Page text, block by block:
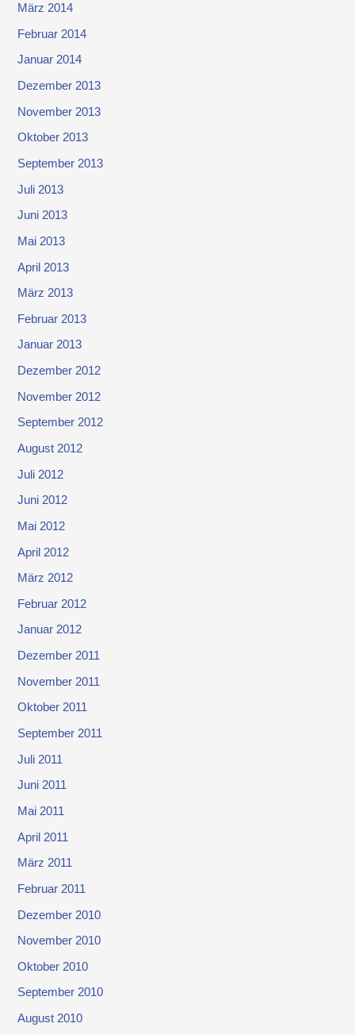
März 2014
Februar 2014
Januar 2014
Dezember 2013
November 2013
Oktober 2013
September 2013
Juli 2013
Juni 2013
Mai 2013
April 2013
März 2013
Februar 2013
Januar 2013
Dezember 2012
November 2012
September 2012
August 2012
Juli 2012
Juni 2012
Mai 2012
April 2012
März 2012
Februar 2012
Januar 2012
Dezember 2011
November 2011
Oktober 2011
September 2011
Juli 2011
Juni 2011
Mai 2011
April 2011
März 2011
Februar 2011
Dezember 2010
November 2010
Oktober 2010
September 2010
August 2010